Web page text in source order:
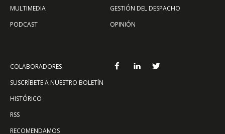
MULTIMEDIA
PODCAST
GESTIÓN DEL DESPACHO
OPINIÓN
COLABORADORES
SUSCRÍBETE A NUESTRO BOLETÍN
HISTÓRICO
RSS
RECOMENDAMOS